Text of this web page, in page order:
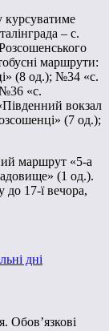
курсуватиме
– с.
маршрути:
(8 од.); №34 «с.
№36 «с.
вокзал
(7 од.);
маршрут «5-а
(1 од.).
17-ї вечора,
дні
Обов’язкові